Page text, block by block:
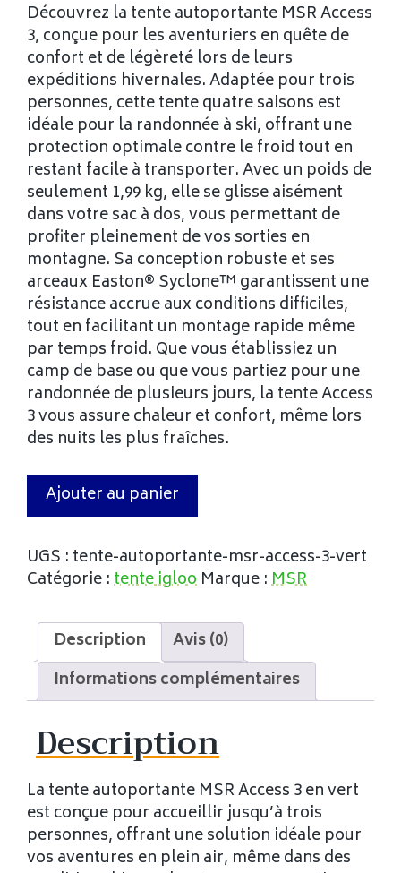
Découvrez la tente autoportante MSR Access
3, conçue pour les aventuriers en quête de
confort et de légèreté lors de leurs
expéditions hivernales. Adaptée pour trois
personnes, cette tente quatre saisons est
idéale pour la randonnée à ski, offrant une
protection optimale contre le froid tout en
restant facile à transporter. Avec un poids de
seulement 1,99 kg, elle se glisse aisément
dans votre sac à dos, vous permettant de
profiter pleinement de vos sorties en
montagne. Sa conception robuste et ses
arceaux Easton® Syclone™ garantissent une
résistance accrue aux conditions difficiles,
tout en facilitant un montage rapide même
par temps froid. Que vous établissiez un
camp de base ou que vous partiez pour une
randonnée de plusieurs jours, la tente Access
3 vous assure chaleur et confort, même lors
des nuits les plus fraîches.
Ajouter au panier
UGS : tente-autoportante-msr-access-3-vert
Catégorie :tente igloo Marque :MSR
Description
Avis (0)
Informations complémentaires
Description
La tente autoportante MSR Access 3 en vert
est conçue pour accueillir jusqu’à trois
personnes, offrant une solution idéale pour
vos aventures en plein air, même dans des